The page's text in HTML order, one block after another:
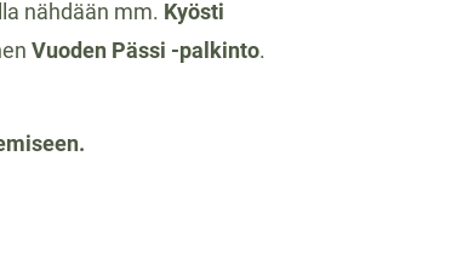
nähdään mm. Kyösti
Vuoden Pässi -palkinto.